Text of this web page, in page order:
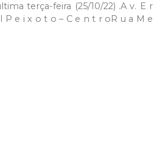
terça-feira (25/10/22) .A v. E r
P e i x o t o – C e n t r oR u a M e